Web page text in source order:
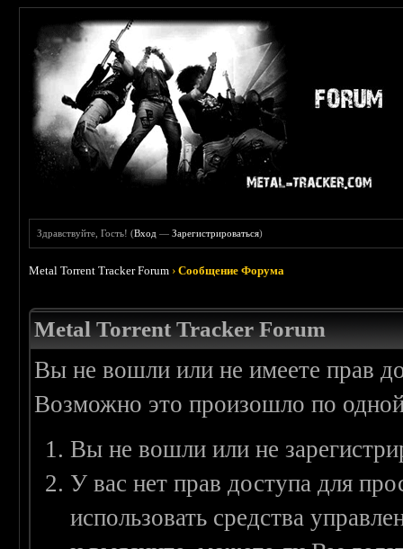
Здравствуйте, Гость! (Вход —Зарегистрироваться)
Metal Torrent Tracker Forum ›Сообщение Форума
Metal Torrent Tracker Forum
Вы не вошли или не имеете прав
Возможно это произошло по
Вы не вошли или не
У вас нет прав доступа для
использовать средства